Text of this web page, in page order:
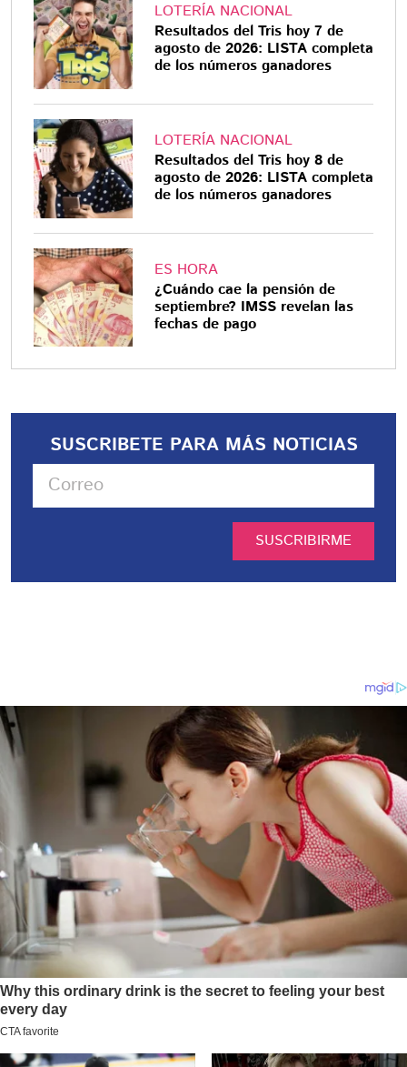
LOTERÍA NACIONAL
Resultados del Tris hoy 7 de
agosto de 2026: LISTA completa
de los números ganadores
LOTERÍA NACIONAL
Resultados del Tris hoy 8 de
agosto de 2026: LISTA completa
de los números ganadores
ES HORA
¿Cuándo cae la pensión de
septiembre? IMSS revelan las
fechas de pago
SUSCRIBETE PARA MÁS NOTICIAS
SUSCRIBIRME